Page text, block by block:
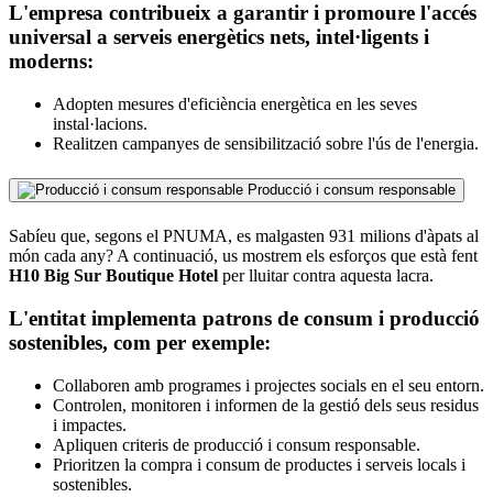
L'empresa contribueix a garantir i promoure l'accés
universal a serveis energètics nets, intel·ligents i
moderns:
Adopten mesures d'eficiència energètica en les seves
instal·lacions.
Realitzen campanyes de sensibilització sobre l'ús de l'energia.
Producció i consum responsable
Sabíeu que, segons el PNUMA, es malgasten 931 milions d'àpats al
món cada any? A continuació, us mostrem els esforços que està fent
H10 Big Sur Boutique Hotel per lluitar contra aquesta lacra.
L'entitat implementa patrons de consum i producció
sostenibles, com per exemple:
Collaboren amb programes i projectes socials en el seu entorn.
Controlen, monitoren i informen de la gestió dels seus residus
i impactes.
Apliquen criteris de producció i consum responsable.
Prioritzen la compra i consum de productes i serveis locals i
sostenibles.